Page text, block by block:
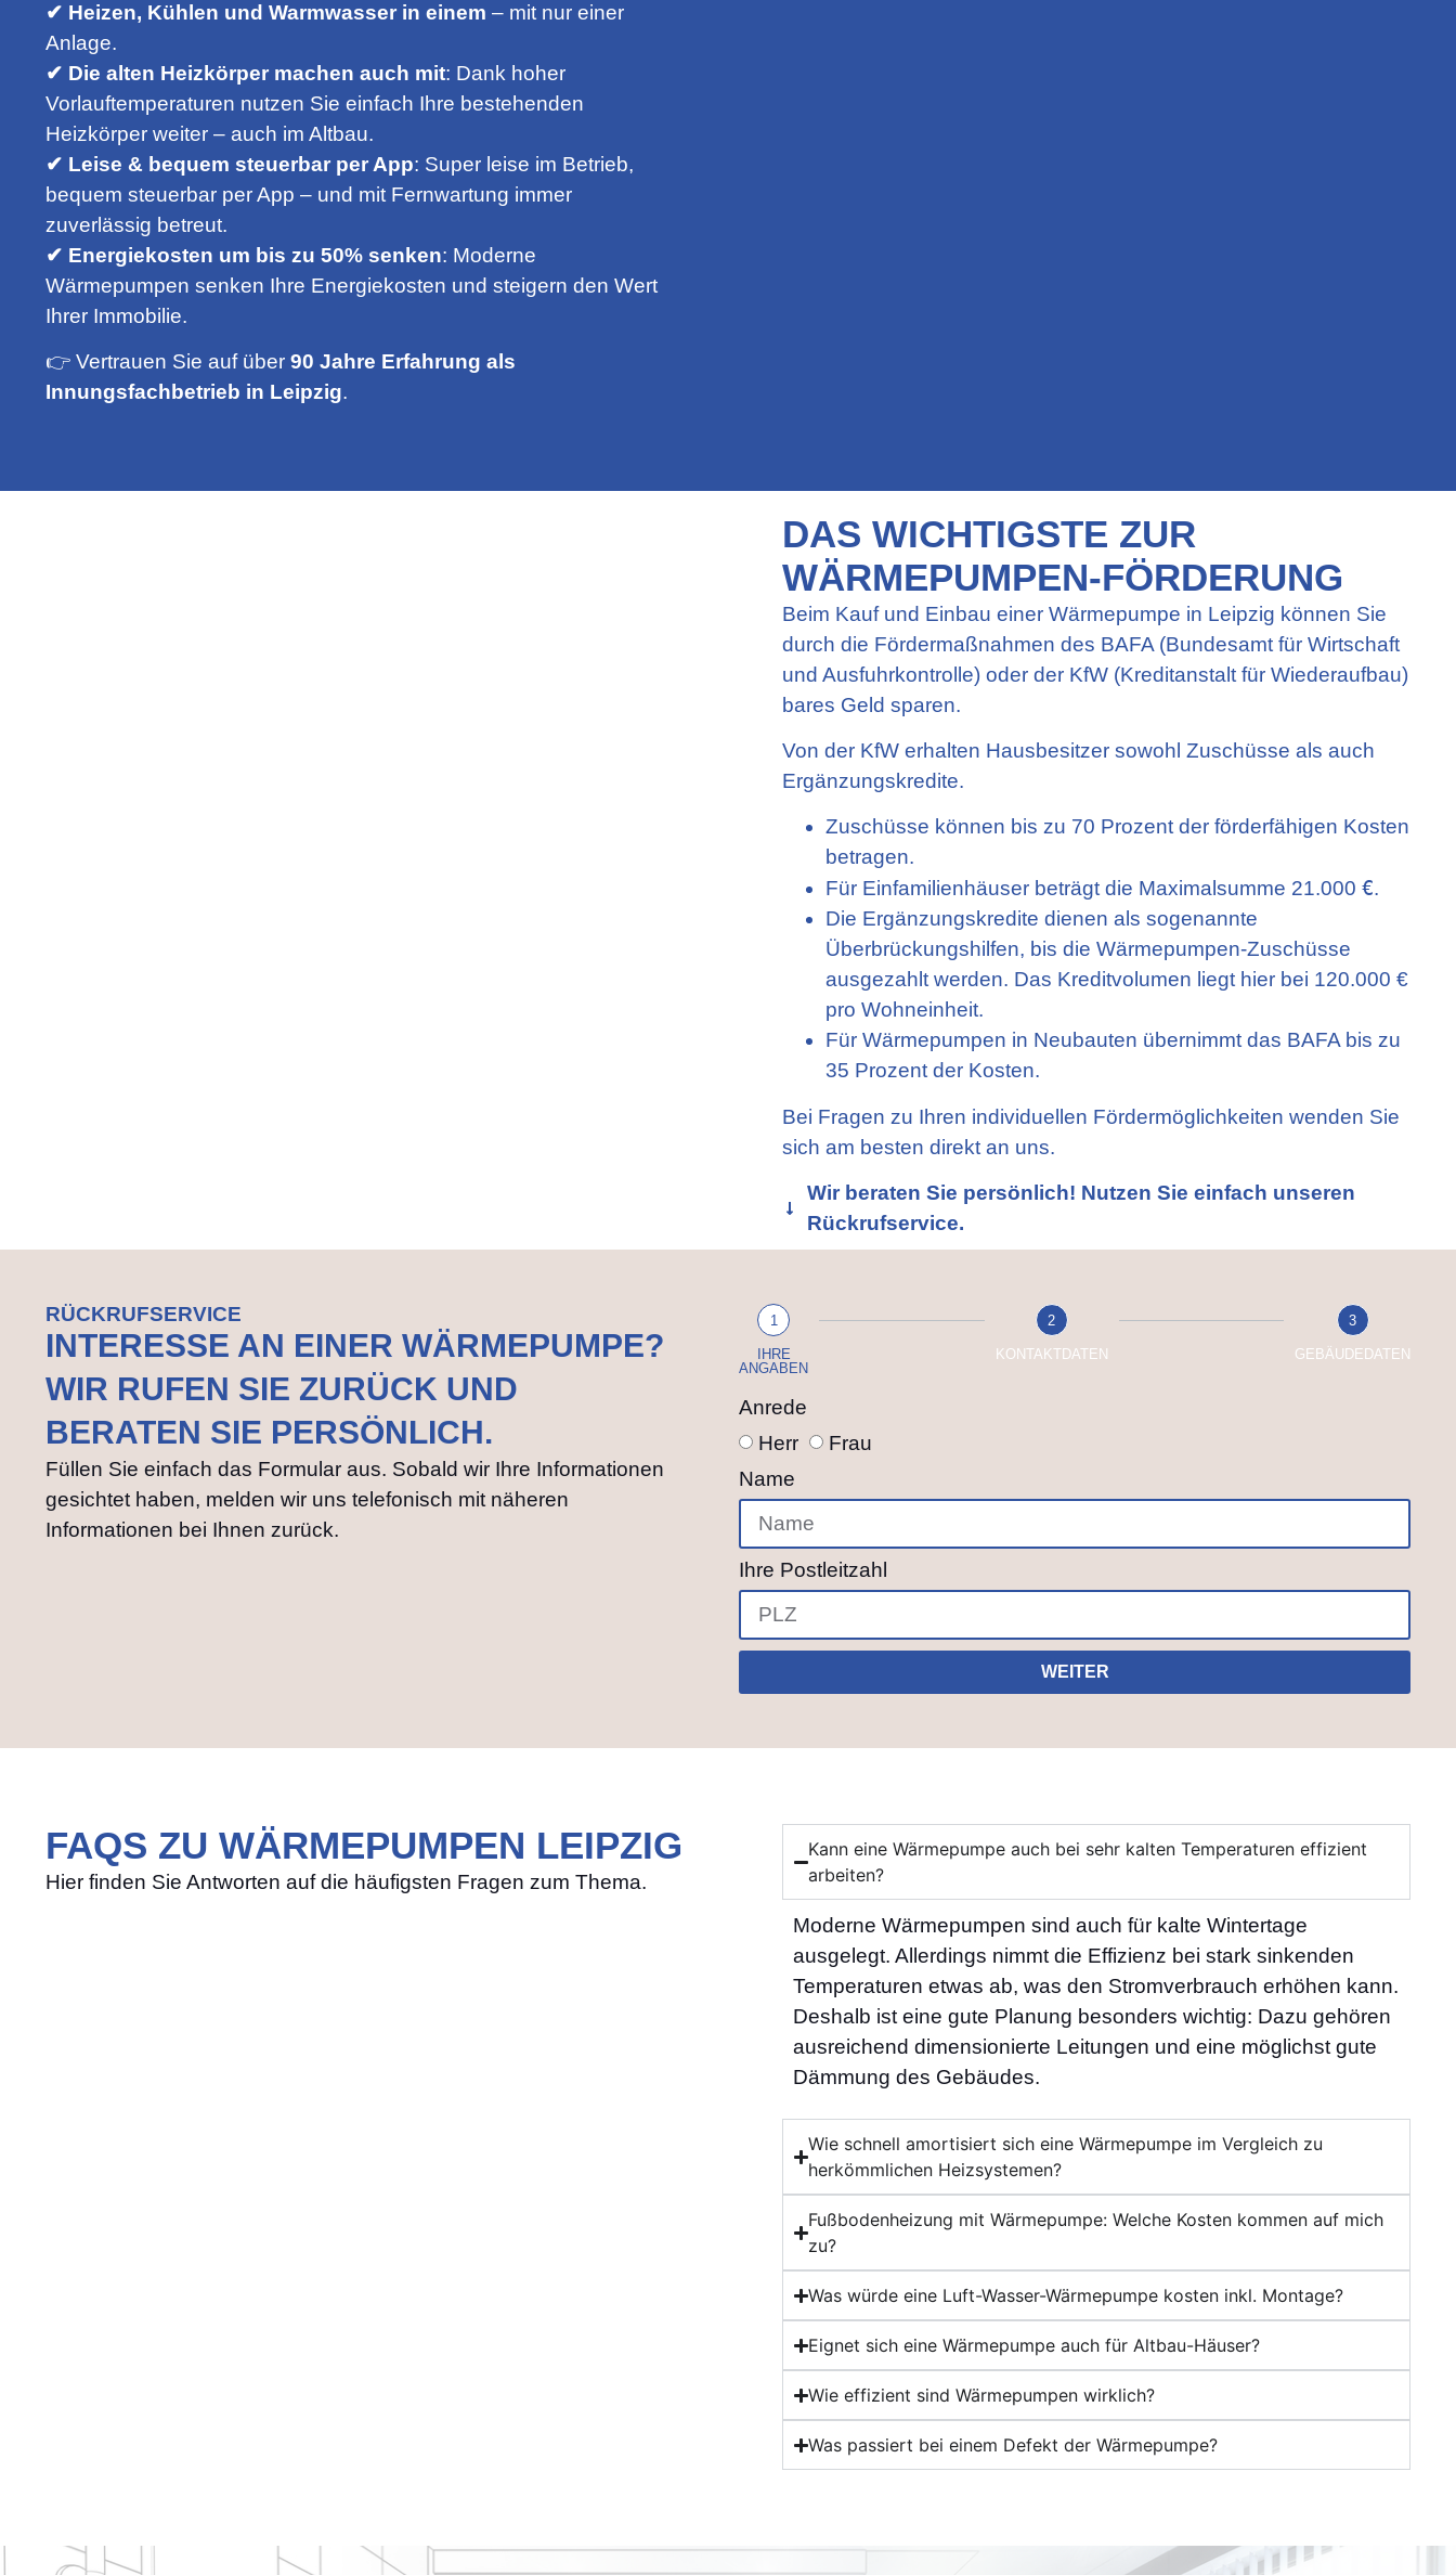
✔ Heizen, Kühlen und Warmwasser in einem – mit nur einer
Anlage.
✔ Die alten Heizkörper machen auch mit: Dank hoher
Vorlauftemperaturen nutzen Sie einfach Ihre bestehenden
Heizkörper weiter – auch im Altbau.
✔ Leise & bequem steuerbar per App: Super leise im Betrieb,
bequem steuerbar per App – und mit Fernwartung immer
zuverlässig betreut.
✔ Energiekosten um bis zu 50% senken: Moderne
Wärmepumpen senken Ihre Energiekosten und steigern den Wert
Ihrer Immobilie.
👉 Vertrauen Sie auf über 90 Jahre Erfahrung als
Innungsfachbetrieb in Leipzig.
DAS WICHTIGSTE ZUR
WÄRMEPUMPEN-FÖRDERUNG
Beim Kauf und Einbau einer Wärmepumpe in Leipzig können Sie
durch die Fördermaßnahmen des BAFA (Bundesamt für Wirtschaft
und Ausfuhrkontrolle) oder der KfW (Kreditanstalt für Wiederaufbau)
bares Geld sparen.
Von der KfW erhalten Hausbesitzer sowohl Zuschüsse als auch
Ergänzungskredite.
Zuschüsse können bis zu 70 Prozent der förderfähigen Kosten
betragen.
Für Einfamilienhäuser beträgt die Maximalsumme 21.000 €.
Die Ergänzungskredite dienen als sogenannte
Überbrückungshilfen, bis die Wärmepumpen-Zuschüsse
ausgezahlt werden. Das Kreditvolumen liegt hier bei 120.000 €
pro Wohneinheit.
Für Wärmepumpen in Neubauten übernimmt das BAFA bis zu
35 Prozent der Kosten.
Bei Fragen zu Ihren individuellen Fördermöglichkeiten wenden Sie
sich am besten direkt an uns.
Wir beraten Sie persönlich! Nutzen Sie einfach unseren
Rückrufservice.
RÜCKRUFSERVICE
INTERESSE AN EINER WÄRMEPUMPE?
WIR RUFEN SIE ZURÜCK UND
BERATEN SIE PERSÖNLICH.
Füllen Sie einfach das Formular aus. Sobald wir Ihre Informationen
gesichtet haben, melden wir uns telefonisch mit näheren
Informationen bei Ihnen zurück.
1
IHRE
ANGABEN
2
KONTAKTDATEN
3
GEBÄUDEDATEN
Anrede
Herr
Frau
Name
Ihre Postleitzahl
WEITER
FAQS ZU WÄRMEPUMPEN LEIPZIG
Hier finden Sie Antworten auf die häufigsten Fragen zum Thema.
Kann eine Wärmepumpe auch bei sehr kalten Temperaturen effizient
arbeiten?
Moderne Wärmepumpen sind auch für kalte Wintertage
ausgelegt. Allerdings nimmt die Effizienz bei stark sinkenden
Temperaturen etwas ab, was den Stromverbrauch erhöhen kann.
Deshalb ist eine gute Planung besonders wichtig: Dazu gehören
ausreichend dimensionierte Leitungen und eine möglichst gute
Dämmung des Gebäudes.
Wie schnell amortisiert sich eine Wärmepumpe im Vergleich zu
herkömmlichen Heizsystemen?
Fußbodenheizung mit Wärmepumpe: Welche Kosten kommen auf mich
zu?
Was würde eine Luft-Wasser-Wärmepumpe kosten inkl. Montage?
Eignet sich eine Wärmepumpe auch für Altbau-Häuser?
Wie effizient sind Wärmepumpen wirklich?
Was passiert bei einem Defekt der Wärmepumpe?